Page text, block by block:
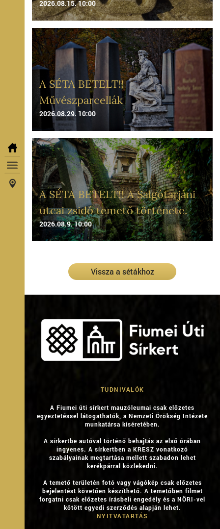
2026.08.15. 10:00
A SÉTA BETELT!!
Művészparcellák
2026.08.29. 10:00
A SÉTA BETELT!! A Salgótarjáni
utcai zsidó temető története.
2026.08.9. 10:00
Vissza a sétákhoz
TUDNIVALÓK
A Fiumei úti sírkert mauzóleumai csak előzetes
egyeztetéssel látogathatók, a Nemzeti Örökség Intézete
munkatársa kíséretében.
A sírkertbe autóval történő behajtás az első órában
ingyenes. A sírkertben a KRESZ vonatkozó
szabályainak megtartása mellett szabadon lehet
kerékpárral közlekedni.
A temető területén fotó vagy vágókép csak előzetes
bejelentést követően készíthető. A temetőben filmet
forgatni csak előzetes írásbeli engedély és a NÖRI-vel
kötött egyedi szerződés alapján lehet.
NYITVATARTÁS